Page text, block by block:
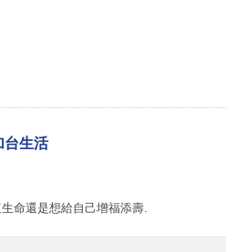
台生活
命還是想給自己增福添壽.